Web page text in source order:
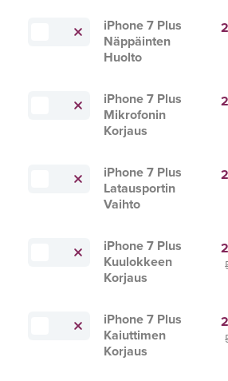
iPhone 7 Plus
Näppäinten
Huolto
iPhone 7 Plus
Mikrofonin
Korjaus
iPhone 7 Plus
Latausportin
Vaihto
iPhone 7 Plus
Kuulokkeen
Korjaus
iPhone 7 Plus
Kaiuttimen
Korjaus